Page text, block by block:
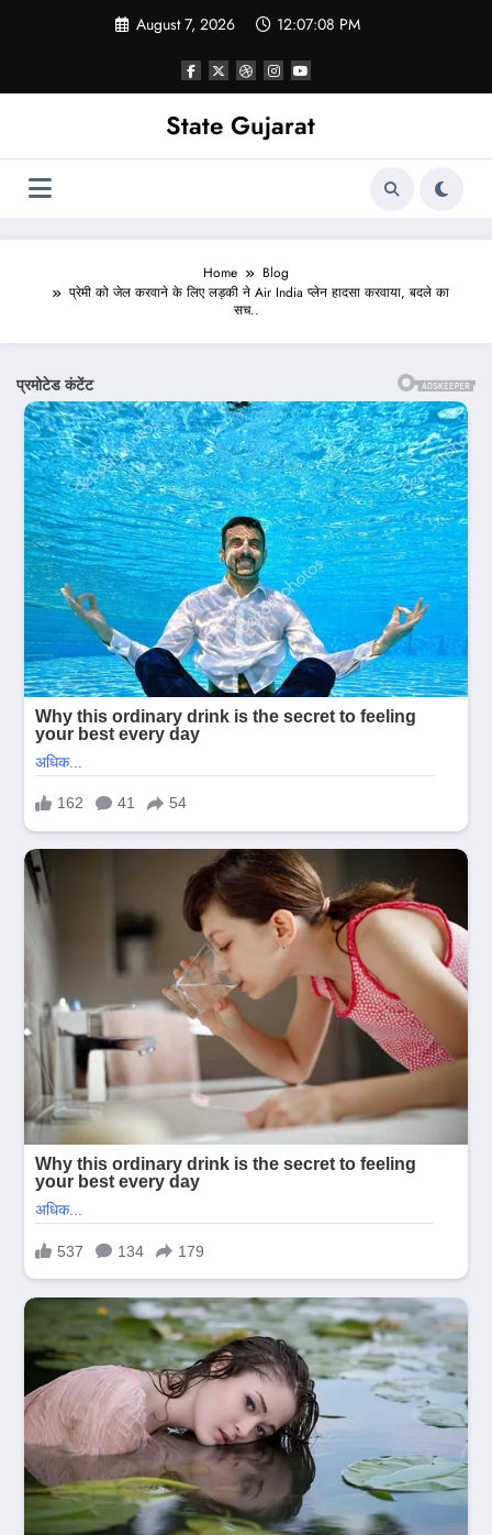
August 7, 2026 12:07:10 PM
State Gujarat
Home
Blog
प्रेमी को जेल करवाने के लिए लड़की ने Air India प्लेन हादसा करवाया, बदले का
सच..